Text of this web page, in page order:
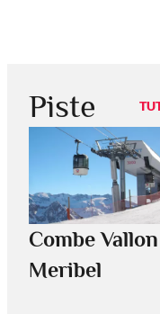
Piste
Combe
Meribel